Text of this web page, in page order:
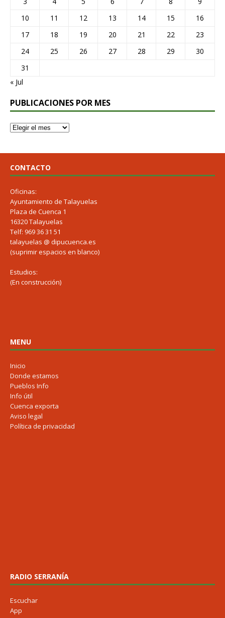
10
11 12 13 14 15
16
17
18 19 20 21 22
23
24
25 26 27 28 29
30
31
« Jul
PUBLICACIONES POR MES
CONTACTO
Oficinas:
Ayuntamiento de Talayuelas
Plaza de Cuenca 1
16320 Talayuelas
Telf: 969 36 31 51
talayuelas @ dipucuenca.es
(suprimir espacios en blanco)
Estudios:
(En construcción)
MENU
Inicio
Donde estamos
Pueblos Info
Info útil
Cuenca exporta
Aviso legal
Política de privacidad
RADIO SERRANÍA
Escuchar
App